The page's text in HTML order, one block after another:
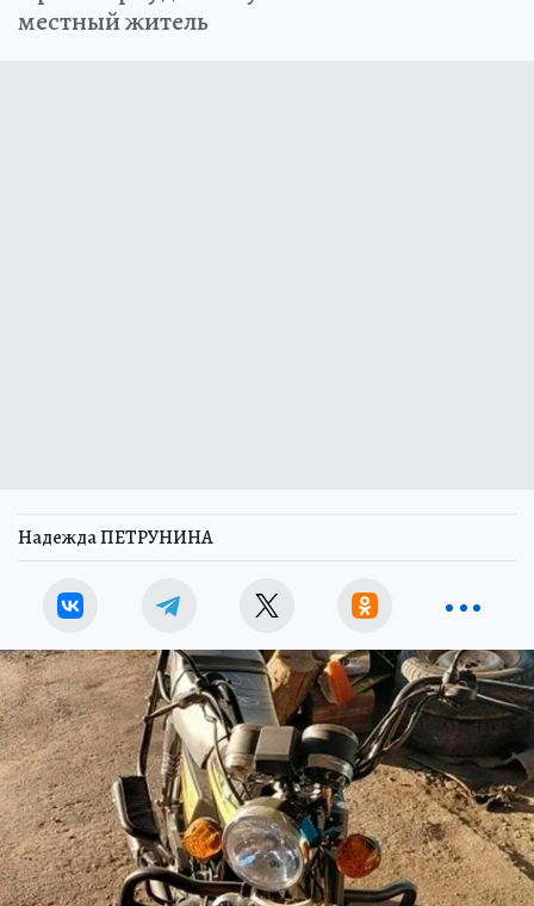
местный житель
Надежда ПЕТРУНИНА